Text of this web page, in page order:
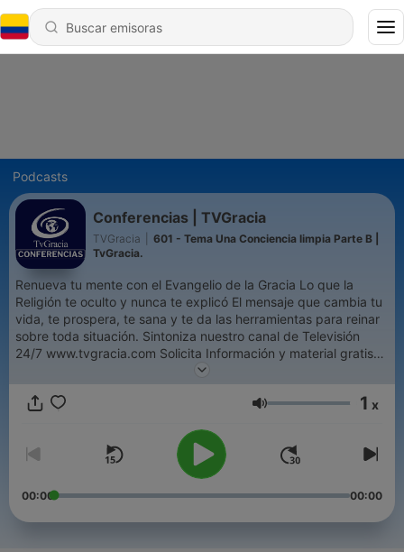
Podcasts
Conferencias | TVGracia
TVGracia
601 - Tema Una Conciencia limpia Parte B |
TvGracia.
Renueva tu mente con el Evangelio de la Gracia Lo que la
Religión te oculto y nunca te explicó El mensaje que cambia tu
vida, te prospera, te sana y te da las herramientas para reinar
sobre toda situación. Sintoniza nuestro canal de Televisión
24/7 www.tvgracia.com Solicita Información y material gratis
en contactos@tvgracia.com Síguenos en Instagram y
(+57) 300 - 400 - 3122
Volumen 1 x
00:00 00:00